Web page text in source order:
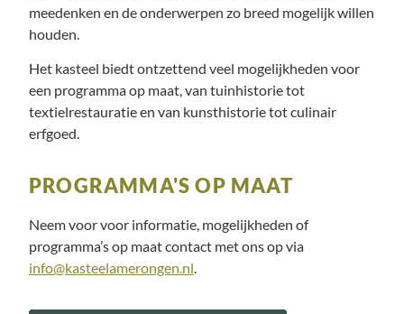
meedenken en de onderwerpen zo breed mogelijk willen
houden.
Het kasteel biedt ontzettend veel mogelijkheden voor
een programma op maat, van tuinhistorie tot
textielrestauratie en van kunsthistorie tot culinair
erfgoed.
PROGRAMMA'S OP MAAT
Neem voor voor informatie, mogelijkheden of
programma’s op maat contact met ons op via
info@kasteelamerongen.nl